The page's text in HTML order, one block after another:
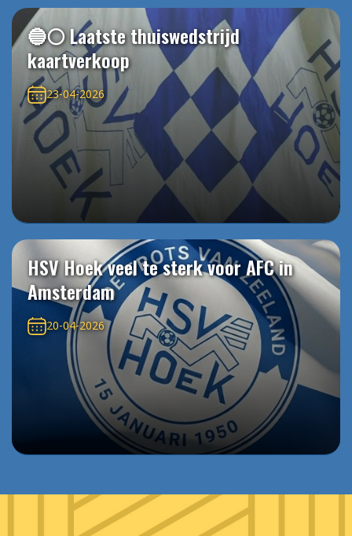
🔵⚪️ Laatste thuiswedstrijd
kaartverkoop
23-04-2026
HSV Hoek veel te sterk voor AFC in
Amsterdam
20-04-2026